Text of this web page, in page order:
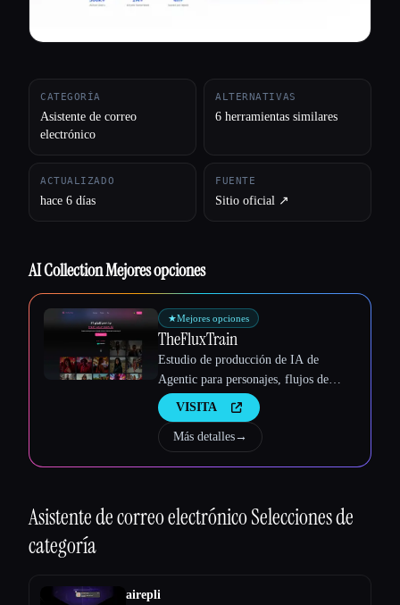
CATEGORÍA
Asistente de correo
electrónico
ALTERNATIVAS
6 herramientas similares
ACTUALIZADO
hace 6 días
FUENTE
Sitio oficial ↗︎
AI Collection Mejores opciones
★Mejores opciones
TheFluxTrain
Estudio de producción de IA de
Agentic para personajes, flujos de
trabajo y vídeos coherentes
VISITA
Más detalles→
Asistente de correo electrónicoSelecciones de
categoría
airepli